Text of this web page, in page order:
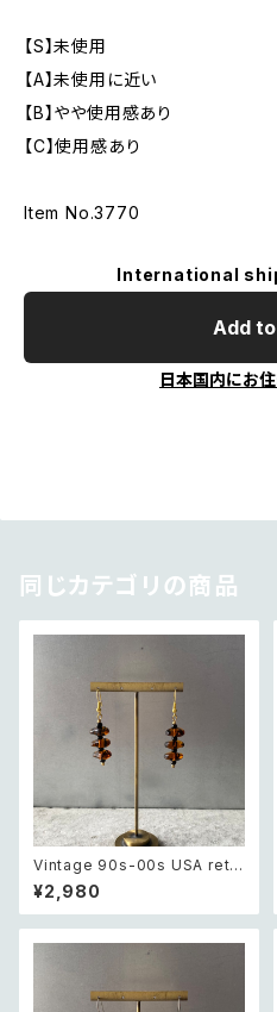
【S】未使用
【A】未使用に近い
【B】やや使用感あり
【C】使用感あり
Item No.3770
International
Add
日本国内にお
同じカテゴリの商品
Vintage 90s-00s USA retr
o amber color beads pierc
e レトロ アメリカ ヴィンテージ
アクセサリー 琥珀色 ビーズ ピ
¥2,980